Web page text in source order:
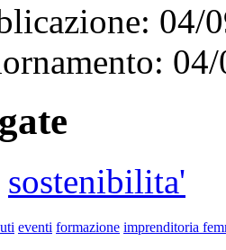
04/
sostenibilita'
eventi formazione imprenditoria